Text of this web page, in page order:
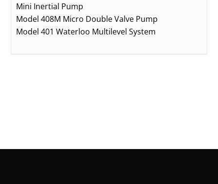
Mini Inertial Pump
Model 408M Micro Double Valve Pump
Model 401 Waterloo Multilevel System